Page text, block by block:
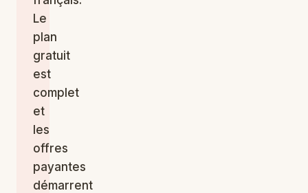
Le
plan
gratuit
est
complet
et
les
offres
payantes
démarrent